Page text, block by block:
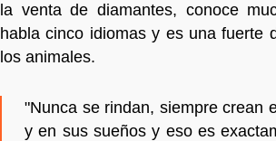
la venta de diamantes, conoce
habla cinco idiomas y es una fuerte
los animales.
"Nunca se rindan, siempre crean
y en sus sueños y eso es